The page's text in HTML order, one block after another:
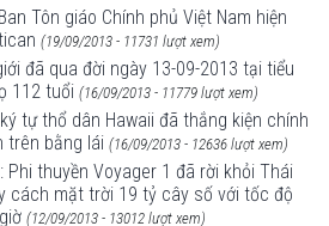
Tôn giáo Chính phủ Việt Nam hiện
(19/09/2013 - 11731 lượt xem)
đã qua đời ngày 13-09-2013 tại tiểu
112 tuổi (16/09/2013 - 11779 lượt xem)
tự thổ dân Hawaii đã thắng kiện chính
trên bằng lái (16/09/2013 - 12636 lượt xem)
Phi thuyền Voyager 1 đã rời khỏi Thái
cách mặt trời 19 tỷ cây số với tốc độ
(12/09/2013 - 13012 lượt xem)